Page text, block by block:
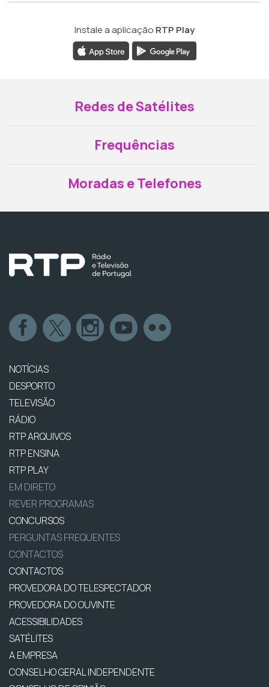
Instale a aplicação RTP Play
Redes de Satélites
Frequências
Moradas e Telefones
NOTÍCIAS
DESPORTO
TELEVISÃO
RÁDIO
RTP ARQUIVOS
RTP ENSINA
RTP PLAY
EM DIRETO
REVER PROGRAMAS
CONCURSOS
PERGUNTAS FREQUENTES
CONTACTOS
CONTACTOS
PROVEDORA DO TELESPECTADOR
PROVEDORA DO OUVINTE
ACESSIBILIDADES
SATÉLITES
A EMPRESA
CONSELHO GERAL INDEPENDENTE